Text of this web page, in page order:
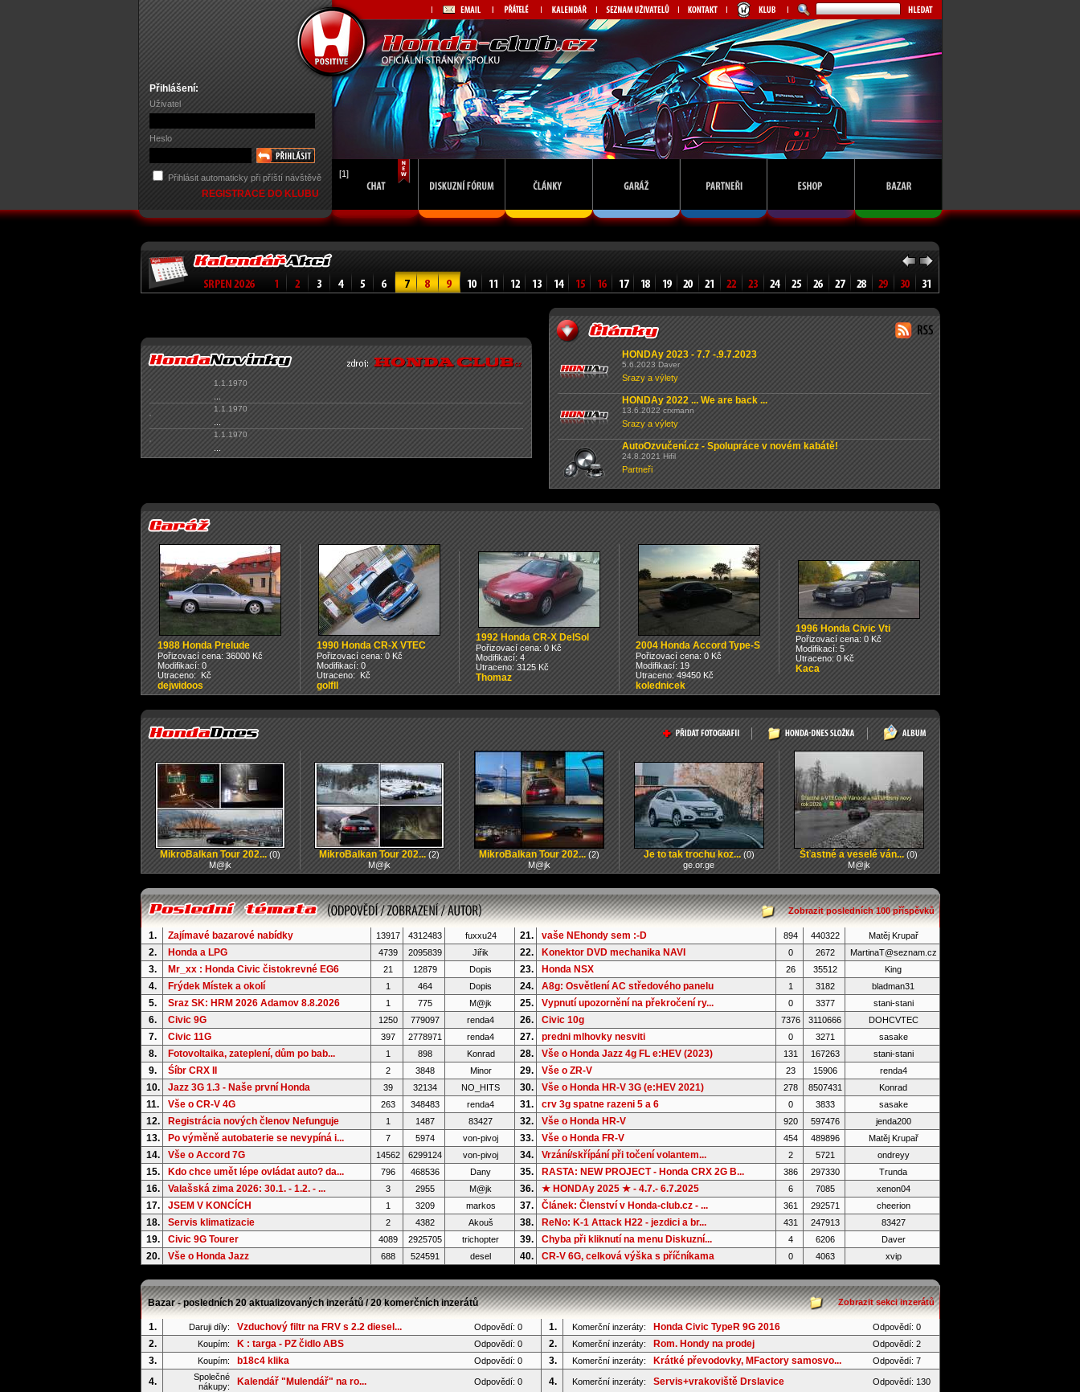
Přihlášení:
Uživatel
Heslo
Přihlásit automaticky při příští návštěvě
REGISTRACE DO KLUBU
[1]
1.1.1970
1.1.1970
1.1.1970
HONDAy 2023 - 7.7 -.9.7.2023
5.6.2023 Daver
Srazy a výlety
HONDAy 2022 ... We are back ...
13.6.2022 crxmann
Srazy a výlety
AutoOzvučení.cz - Spolupráce v novém kabátě!
24.8.2021 Hifil
Partneři
1988 Honda Prelude
Pořizovací cena: 36000 Kč
Modifikací: 0
Utraceno: Kč
dejwidoos
1990 Honda CR-X VTEC
Pořizovací cena: 0 Kč
Modifikací: 0
Utraceno: Kč
golfll
1992 Honda CR-X DelSol
Pořizovací cena: 0 Kč
Modifikací: 4
Utraceno: 3125 Kč
Thomaz
2004 Honda Accord Type-S
Pořizovací cena: 0 Kč
Modifikací: 19
Utraceno: 49450 Kč
kolednicek
1996 Honda Civic Vti
Pořizovací cena: 0 Kč
Modifikací: 5
Utraceno: 0 Kč
Kaca
MikroBalkan Tour 202... (0)
M@jk
MikroBalkan Tour 202... (2)
M@jk
MikroBalkan Tour 202...(2)
M@jk
Je to tak trochu koz...(0)
ge.or.ge
Šťastné a veselé ván... (0)
M@jk
Zobrazit posledních 100 příspěvků
1. Zajímavé bazarové nabídky 13917 4312483 fuxxu24 21. vaše NEhondy sem :-D 894 440322 Matěj Krupař
2. Honda a LPG 4739 2095839 Jiřik 22. Konektor DVD mechanika NAVI 0 2672 MartinaT@seznam.cz
3. Mr_xx : Honda Civic čistokrevné EG6 21 12879 Dopis 23. Honda NSX 26 35512 King
4. Frýdek Místek a okolí 1 464 Dopis 24. A8g: Osvětlení AC středového panelu 1 3182 bladman31
5. Sraz SK: HRM 2026 Adamov 8.8.2026 1 775 M@jk 25. Vypnutí upozornění na překročení ry... 0 3377 stani-stani
6. Civic 9G 1250 779097 renda4 26. Civic 10g 7376 3110666 DOHCVTEC
7. Civic 11G 397 2778971 renda4 27. predni mlhovky nesviti 0 3271 sasake
8. Fotovoltaika, zateplení, dům po bab... 1 898 Konrad 28. Vše o Honda Jazz 4g FL e:HEV (2023) 131 167263 stani-stani
9. Śíbr CRX II 2 3848 Minor 29. Vše o ZR-V 23 15906 renda4
10. Jazz 3G 1.3 - Naše první Honda 39 32134 NO_HITS 30. Vše o Honda HR-V 3G (e:HEV 2021) 278 8507431 Konrad
11. Vše o CR-V 4G 263 348483 renda4 31. crv 3g spatne razeni 5 a 6 0 3833 sasake
12. Registrácia nových členov Nefunguje 1 1487 83427 32. Vše o Honda HR-V 920 597476 jenda200
13. Po výměně autobaterie se nevypíná i... 7 5974 von-pivoj 33. Vše o Honda FR-V 454 489896 Matěj Krupař
14. Vše o Accord 7G 14562 6299124 von-pivoj 34. Vrzání/skřípání při točení volantem... 2 5721 ondreyy
15. Kdo chce umět lépe ovládat auto? da... 796 468536 Dany 35. RASTA: NEW PROJECT - Honda CRX 2G B... 386 297330 Trunda
16. Valašská zima 2026: 30.1. - 1.2. - ... 3 2955 M@jk 36. ★ HONDAy 2025 ★ - 4.7.- 6.7.2025 6 7085 xenon04
17. JSEM V KONCÍCH 1 3209 markos 37. Článek: Členství v Honda-club.cz - ... 361 292571 cheerion
18. Servis klimatizacie 2 4382 Akouš 38. ReNo: K-1 Attack H22 - jezdici a br... 431 247913 83427
19. Civic 9G Tourer 4089 2925705 trichopter 39. Chyba při kliknutí na menu Diskuzní... 4 6206 Daver
20. Vše o Honda Jazz 688 524591 desel 40. CR-V 6G, celková výška s příčníkama 0 4063 xvip
Bazar - posledních 20 aktualizovaných inzerátů / 20 komerčních inzerátů Zobrazit sekci inzerátů
1. Daruji díly: Vzduchový filtr na FRV s 2.2 diesel... Odpovědí: 0 1. Komerční inzeráty: Honda Civic TypeR 9G 2016 Odpovědí: 0
2. Koupím: K : targa - PZ čidlo ABS Odpovědí: 0 2. Komerční inzeráty: Rom. Hondy na prodej Odpovědí: 2
3. Koupím: b18c4 klika Odpovědí: 0 3. Komerční inzeráty: Krátké převodovky, MFactory samosvo... Odpovědí: 7
4.
Společné
nákupy:
Kalendář "Mulendář" na ro... Odpovědí: 0 4. Komerční inzeráty: Servis+vrakoviště Drslavice Odpovědí: 130